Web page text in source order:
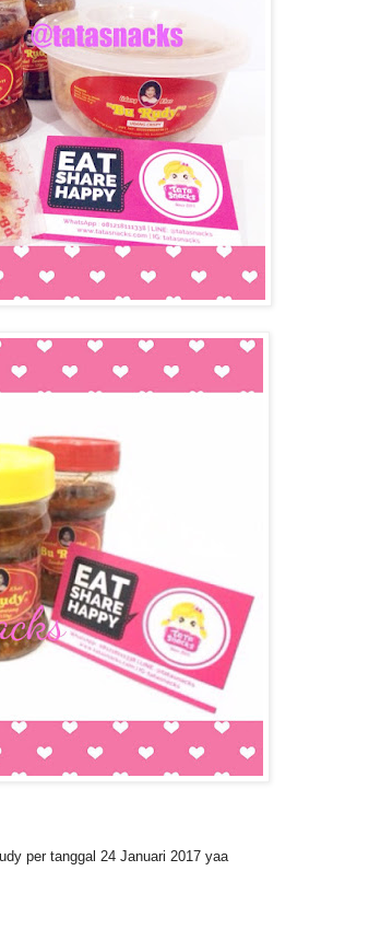
per tanggal 24 Januari 2017 yaa